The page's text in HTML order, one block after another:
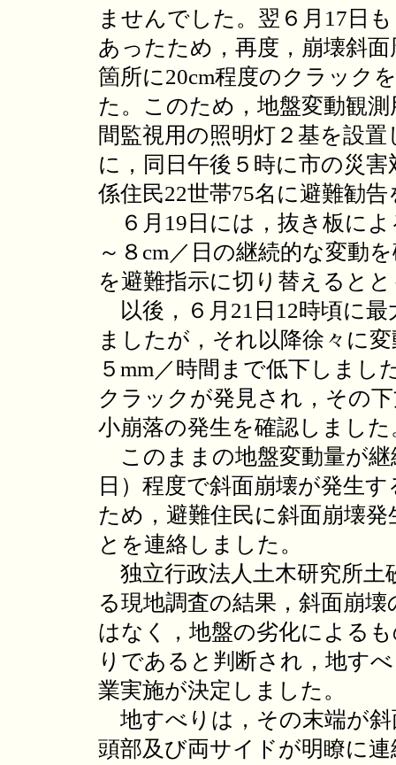
ませんでした。翌６月17日
あったため，再度，崩壊斜
箇所に20cm程度のクラック
た。このため，地盤変動観
間監視用の照明灯２基を設
に，同日午後５時に市の災
係住民22世帯75名に避難勧
６月19日には，抜き板によ
～８cm／日の継続的な変動
を避難指示に切り替えると
以後，６月21日12時頃に最
ましたが，それ以降徐々に
５mm／時間まで低下しまし
クラックが発見され，その
小崩落の発生を確認しました
このままの地盤変動量が継
日）程度で斜面崩壊が発生
ため，避難住民に斜面崩壊
とを連絡しました。
独立行政法人土木研究所土
る現地調査の結果，斜面崩
はなく，地盤の劣化による
りであると判断され，地す
業実施が決定しました。
地すべりは，その末端が斜
頭部及び両サイドが明瞭に